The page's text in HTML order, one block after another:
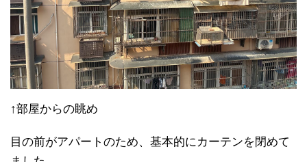
↑部屋からの眺め
目の前がアパートのため、基本的にカーテンを閉めて